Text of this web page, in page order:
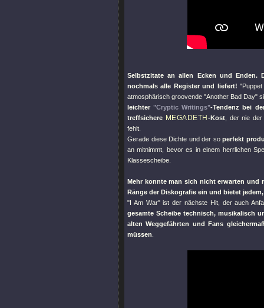
Selbstzitate an allen Ecken und Enden.
nochmals alle Register und liefert!
atmosphärisch groovende "Another Bad Day"
leichter"Cryptic Writings"-Tendenz bei
treffsichere MEGADETH -Kost, der nie
fehlt.
Gerade diese Dichte und der soperfekt
an mitnimmt, bevor es in einem herrlichen
Klassescheibe.
Mehr konnte man sich nicht erwarten und
Ränge der Diskografie ein und bietet
"I Am War"ist der nächste Hit, der auch
gesamte Scheibe technisch, musikalisch
alten Weggefährten und Fans
müssen